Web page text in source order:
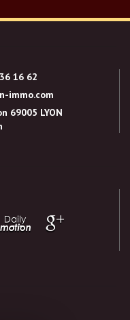
16 62
immo.com
69005 LYON